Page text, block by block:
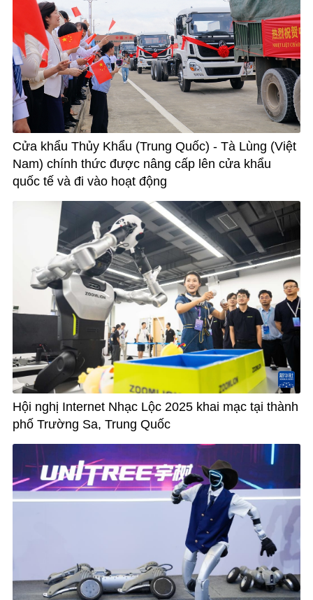
Cửa khẩu Thủy Khẩu (Trung Quốc) - Tà Lùng (Việt
Nam) chính thức được nâng cấp lên cửa khẩu
quốc tế và đi vào hoạt động
Hội nghị Internet Nhạc Lộc 2025 khai mạc tại thành
phố Trường Sa, Trung Quốc